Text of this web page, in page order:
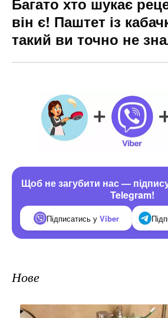
він є! Паштет із
такий ви точно не
Щоб не загубити нас —
Telegram!
Підписатись у Viber
Нове